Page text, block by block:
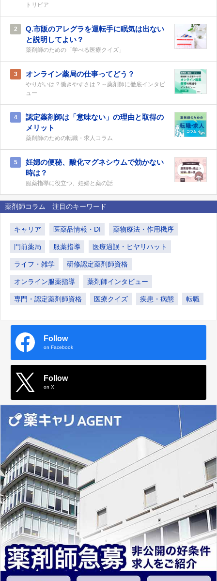
トリビア
2
Q.市販のアレグラを運転手に眠気は出ない
と説明してよい？
薬剤師のための「学べる医療クイズ」
3 オンライン薬局の仕事ってどう？
やりがいは？働きやすさは？～薬剤師に徹底インタビ
ュー
4
認定薬剤師は「意味ない」の理由と取得の
メリット
薬剤師のための転職・求人コラム
5
妊婦の便秘、酸化マグネシウムで効かない
時は？
服薬指導に役立つ、妊婦と薬の話
薬剤師コラム 注目のキーワード
キャリア 医薬品情報・DI 薬物療法・作用機序
門前薬局 服薬指導 医療過誤・ヒヤリハット
ライフ・雑学 研修認定薬剤師資格
オンライン服薬指導 薬剤師インタビュー
専門・認定薬剤師資格 医療クイズ 疾患・病態 転職
Follow
on Facebook
Follow
on X